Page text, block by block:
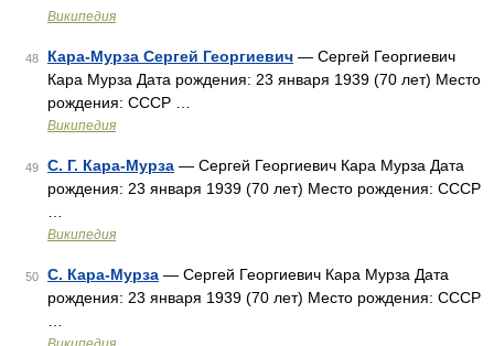
Википедия
48 Кара-Мурза Сергей Георгиевич — Сергей Георгиевич
Кара Мурза Дата рождения: 23 января 1939 (70 лет) Место
рождения: СССР …
Википедия
49 С. Г. Кара-Мурза — Сергей Георгиевич Кара Мурза Дата
рождения: 23 января 1939 (70 лет) Место рождения: СССР
Википедия
50 С. Кара-Мурза — Сергей Георгиевич Кара Мурза Дата
рождения: 23 января 1939 (70 лет) Место рождения: СССР